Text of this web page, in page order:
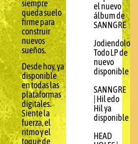
siempre
queda suelo
firme para
construir
nuevos
sueños.
Desde hoy, ya
disponible
en todas las
plataformas
digitales.
Siente la
fuerza, el
ritmo y el
toque de
el nuevo
álbum de
SANNGRE
Jodiendolo
Todo LP de
nuevo
disponible
SANNGRE
| Hil edo
Hil ya
disponible
HEAD